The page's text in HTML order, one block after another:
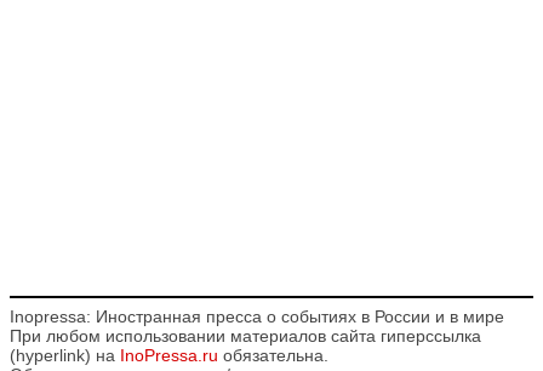
Inopressa: Иностранная пресса о событиях в России и в мире
При любом использовании материалов сайта гиперссылка
(hyperlink) на InoPressa.ru обязательна.